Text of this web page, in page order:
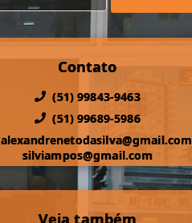
Contato
(51) 99843-9463
(51) 99689-5986
alexandrenetodasilva@gmail.com
silviampos@gmail.com
Veja também